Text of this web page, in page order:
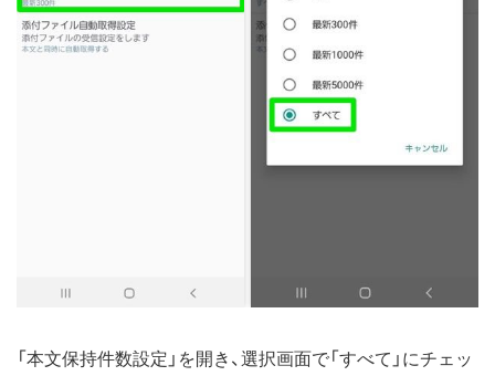
「本文保持件数設定」を開き、選択画面で「すべて」にチェッ